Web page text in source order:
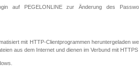
auf PEGELONLINE zur Änderung des
mit HTTP-Clientprogrammen heruntergeladen
aus dem Internet und dienen im Verbund mit